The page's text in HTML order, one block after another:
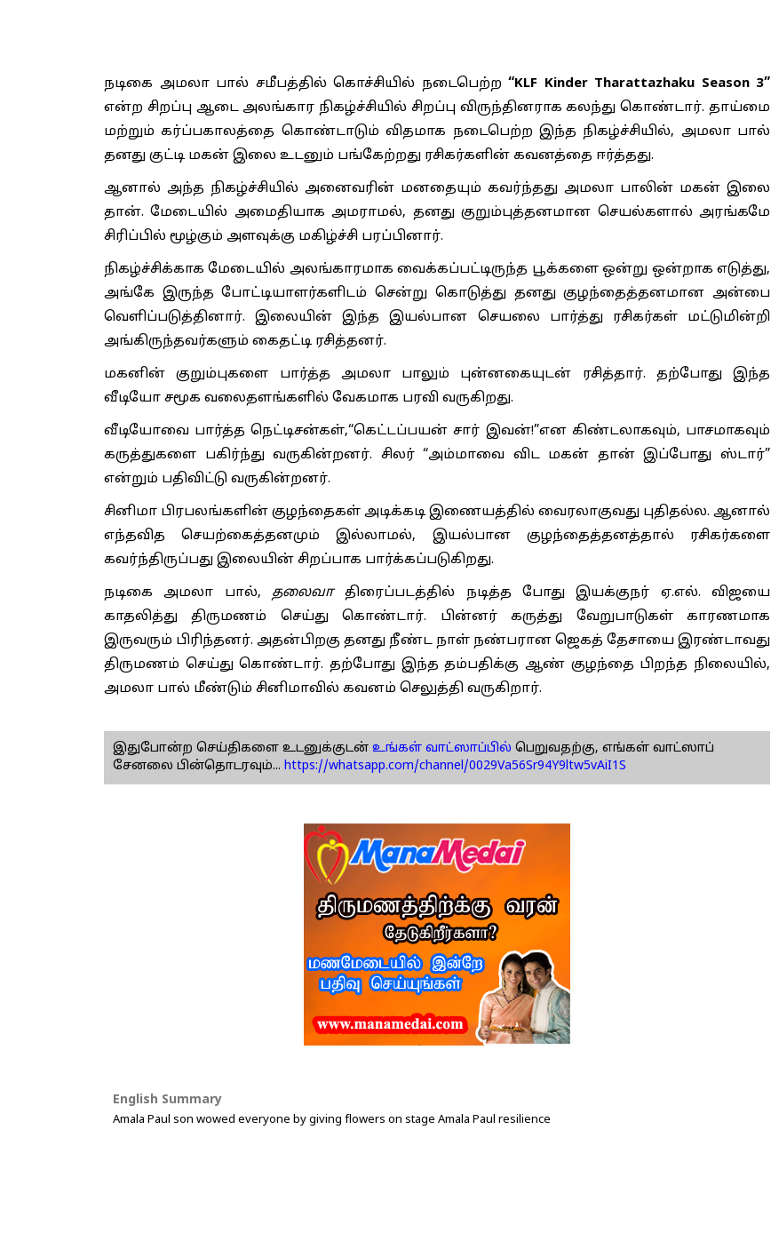
நடிகை அமலா பால் சமீபத்தில் கொச்சியில் நடைபெற்ற “KLF Kinder Tharattazhaku Season 3”
என்ற சிறப்பு ஆடை அலங்கார நிகழ்ச்சியில் சிறப்பு விருந்தினராக கலந்து கொண்டார். தாய்மை
மற்றும் கர்ப்பகாலத்தை கொண்டாடும் விதமாக நடைபெற்ற இந்த நிகழ்ச்சியில், அமலா பால்
தனது குட்டி மகன் இலை உடனும் பங்கேற்றது ரசிகர்களின் கவனத்தை ஈர்த்தது.
ஆனால் அந்த நிகழ்ச்சியில் அனைவரின் மனதையும் கவர்ந்தது அமலா பாலின் மகன் இலை
தான். மேடையில் அமைதியாக அமராமல், தனது குறும்புத்தனமான செயல்களால் அரங்கமே
சிரிப்பில் மூழ்கும் அளவுக்கு மகிழ்ச்சி பரப்பினார்.
நிகழ்ச்சிக்காக மேடையில் அலங்காரமாக வைக்கப்பட்டிருந்த பூக்களை ஒன்று ஒன்றாக எடுத்து,
அங்கே இருந்த போட்டியாளர்களிடம் சென்று கொடுத்து தனது குழந்தைத்தனமான அன்பை
வெளிப்படுத்தினார். இலையின் இந்த இயல்பான செயலை பார்த்து ரசிகர்கள் மட்டுமின்றி
அங்கிருந்தவர்களும் கைதட்டி ரசித்தனர்.
மகனின் குறும்புகளை பார்த்த அமலா பாலும் புன்னகையுடன் ரசித்தார். தற்போது இந்த
வீடியோ சமூக வலைதளங்களில் வேகமாக பரவி வருகிறது.
வீடியோவை பார்த்த நெட்டிசன்கள்,“கெட்டப்பயன் சார் இவன்!”என கிண்டலாகவும், பாசமாகவும்
கருத்துகளை பகிர்ந்து வருகின்றனர். சிலர் “அம்மாவை விட மகன் தான் இப்போது ஸ்டார்”
என்றும் பதிவிட்டு வருகின்றனர்.
சினிமா பிரபலங்களின் குழந்தைகள் அடிக்கடி இணையத்தில் வைரலாகுவது புதிதல்ல. ஆனால்
எந்தவித செயற்கைத்தனமும் இல்லாமல், இயல்பான குழந்தைத்தனத்தால் ரசிகர்களை
கவர்ந்திருப்பது இலையின் சிறப்பாக பார்க்கப்படுகிறது.
நடிகை அமலா பால், தலைவாதிரைப்படத்தில் நடித்த போது இயக்குநர் ஏ.எல். விஜயை
காதலித்து திருமணம் செய்து கொண்டார். பின்னர் கருத்து வேறுபாடுகள் காரணமாக
இருவரும் பிரிந்தனர். அதன்பிறகு தனது நீண்ட நாள் நண்பரான ஜெகத் தேசாயை இரண்டாவது
திருமணம் செய்து கொண்டார். தற்போது இந்த தம்பதிக்கு ஆண் குழந்தை பிறந்த நிலையில்,
அமலா பால் மீண்டும் சினிமாவில் கவனம் செலுத்தி வருகிறார்.
இதுபோன்ற செய்திகளை உடனுக்குடன் உங்கள் வாட்ஸாப்பில் பெறுவதற்கு, எங்கள் வாட்ஸாப்
சேனலை பின்தொடரவும்... https://whatsapp.com/channel/0029Va56Sr94Y9ltw5vAiI1S
English Summary
Amala Paul son wowed everyone by giving flowers on stage Amala Paul resilience